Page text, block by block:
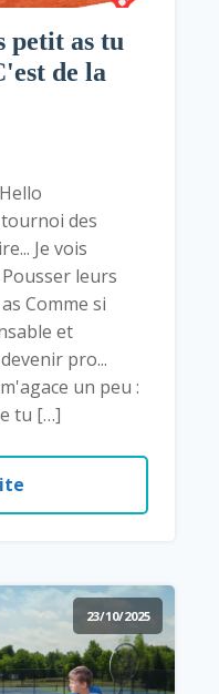
petit as tu
de la
des
Je vois
leurs
Comme si
et
pro...
un peu :
tu […]
23/10/2025